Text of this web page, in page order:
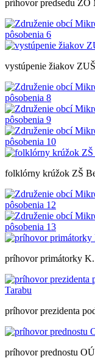
príhovor predsedu ZO
vystúpenie žiakov
folklórny krúžok ZŠ
príhovor primátorky
príhovor prezidenta
príhovor prednostu